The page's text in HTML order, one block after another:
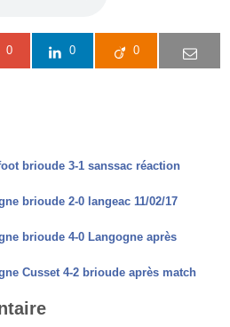
0 0 0
brioude 3-1 sanssac réaction
brioude 2-0 langeac 11/02/17
brioude 4-0 Langogne après
Cusset 4-2 brioude après match